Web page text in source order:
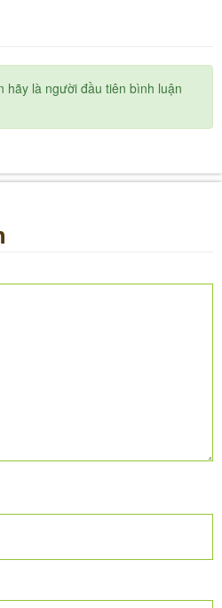
hãy là người đầu tiên bình luận